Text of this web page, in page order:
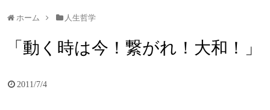
ホーム 人生哲学
「動く時は今！繋がれ！大和！」
2011/7/4